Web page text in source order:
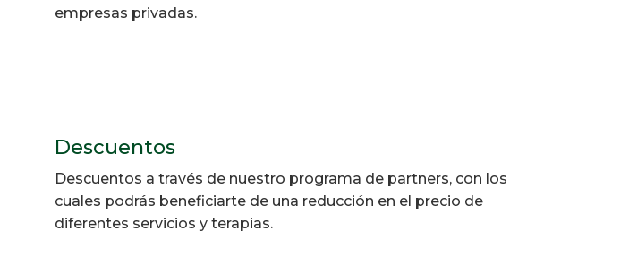
empresas privadas.
Descuentos
Descuentos a través de nuestro programa de partners, con los
cuales podrás beneficiarte de una reducción en el precio de
diferentes servicios y terapias.